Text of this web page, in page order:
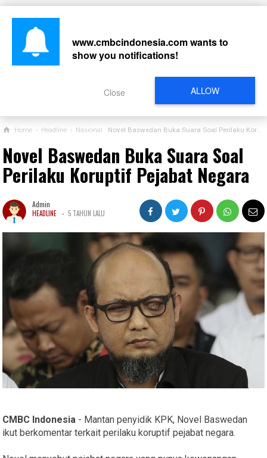
Home › Headline › Nasional Novel Baswedan Buka Suara Soal Perilaku Koruptif Pejabat Negara
Novel Baswedan Buka Suara Soal
Perilaku Koruptif Pejabat Negara
Admin
HEADLINE - 5 TAHUN LALU
CMBC Indonesia - Mantan penyidik KPK, Novel Baswedan
ikut berkomentar terkait perilaku koruptif pejabat negara.
www.cmbcindonesia.comwants to
show you notifications!
ALLOW
Close